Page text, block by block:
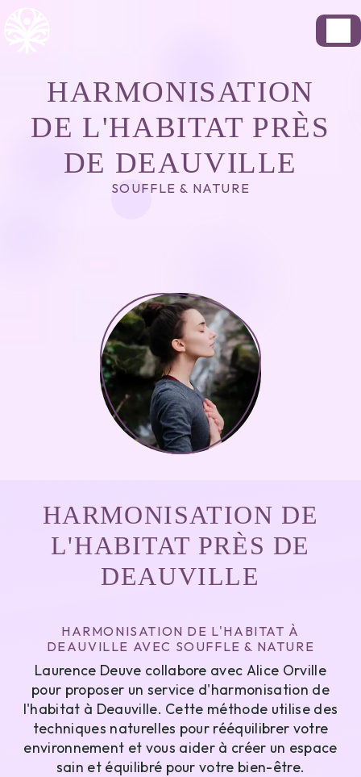
HARMONISATION
DE L'HABITAT PRÈS
DE DEAUVILLE
SOUFFLE & NATURE
HARMONISATION DE
L'HABITAT PRÈS DE
DEAUVILLE
HARMONISATION DE L'HABITAT À
DEAUVILLE AVEC SOUFFLE & NATURE
Laurence Deuve collabore avec Alice Orville
pour proposer un service d'harmonisation de
l'habitat à Deauville. Cette méthode utilise des
techniques naturelles pour rééquilibrer votre
environnement et vous aider à créer un espace
sain et équilibré pour votre bien-être.